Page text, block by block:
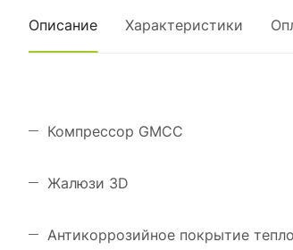
Описание Характеристики
Компрессор GMCC
Жалюзи 3D
Антикоррозийное покрытие